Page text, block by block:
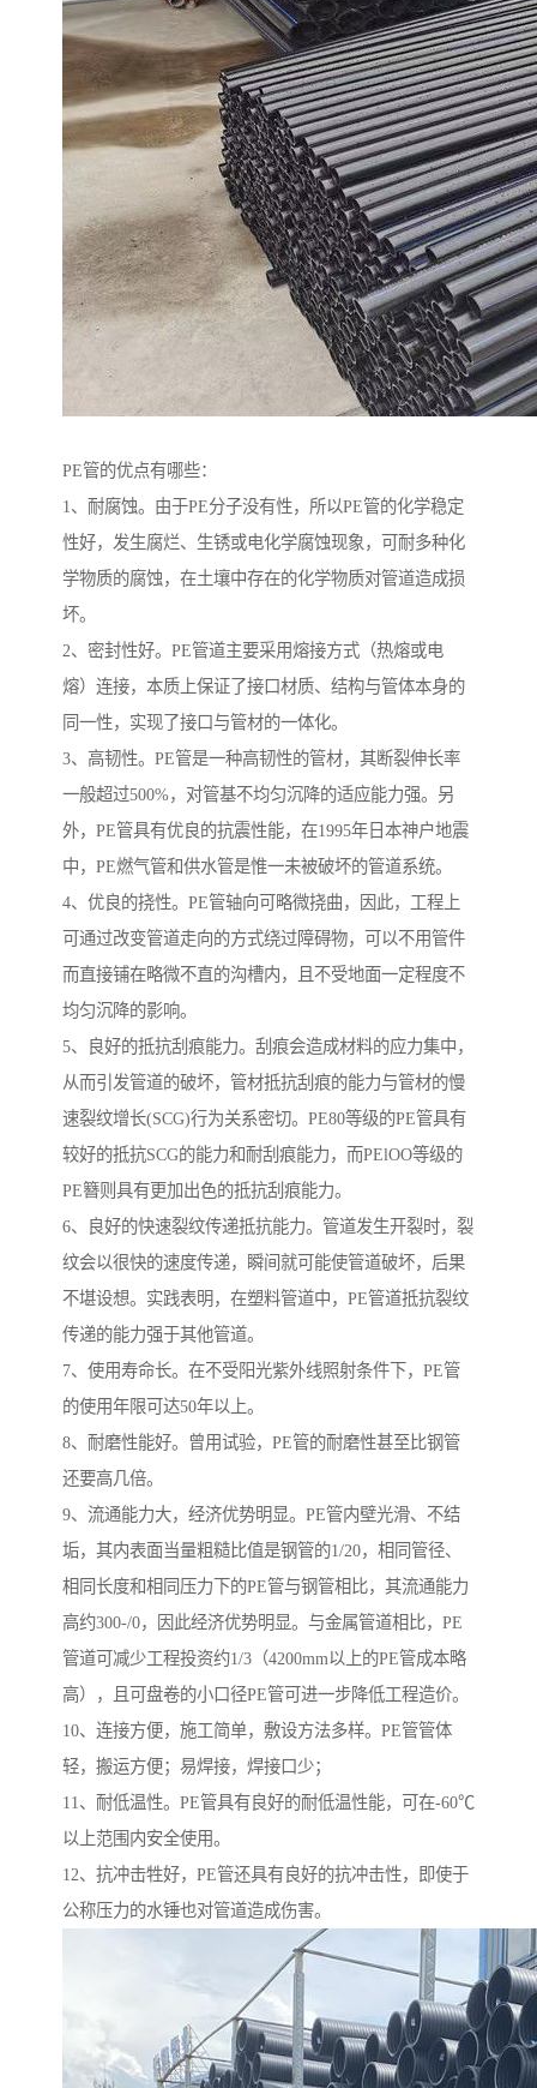
PE管的优点有哪些：
1、耐腐蚀。由于PE分子没有性，所以PE管的化学稳定
性好，发生腐烂、生锈或电化学腐蚀现象，可耐多种化
学物质的腐蚀，在土壤中存在的化学物质对管道造成损
坏。
2、密封性好。PE管道主要采用熔接方式（热熔或电
熔）连接，本质上保证了接口材质、结构与管体本身的
同一性，实现了接口与管材的一体化。
3、高韧性。PE管是一种高韧性的管材，其断裂伸长率
一般超过500%，对管基不均匀沉降的适应能力强。另
外，PE管具有优良的抗震性能，在1995年日本神户地震
中，PE燃气管和供水管是惟一未被破坏的管道系统。
4、优良的挠性。PE管轴向可略微挠曲，因此，工程上
可通过改变管道走向的方式绕过障碍物，可以不用管件
而直接铺在略微不直的沟槽内，且不受地面一定程度不
均匀沉降的影响。
5、良好的抵抗刮痕能力。刮痕会造成材料的应力集中，
从而引发管道的破坏，管材抵抗刮痕的能力与管材的慢
速裂纹增长(SCG)行为关系密切。PE80等级的PE管具有
较好的抵抗SCG的能力和耐刮痕能力，而PElOO等级的
PE簪则具有更加出色的抵抗刮痕能力。
6、良好的快速裂纹传递抵抗能力。管道发生开裂时，裂
纹会以很快的速度传递，瞬间就可能使管道破坏，后果
不堪设想。实践表明，在塑料管道中，PE管道抵抗裂纹
传递的能力强于其他管道。
7、使用寿命长。在不受阳光紫外线照射条件下，PE管
的使用年限可达50年以上。
8、耐磨性能好。曾用试验，PE管的耐磨性甚至比钢管
还要高几倍。
9、流通能力大，经济优势明显。PE管内壁光滑、不结
垢，其内表面当量粗糙比值是钢管的1/20，相同管径、
相同长度和相同压力下的PE管与钢管相比，其流通能力
高约300-/0，因此经济优势明显。与金属管道相比，PE
管道可减少工程投资约1/3（4200mm以上的PE管成本略
高），且可盘卷的小口径PE管可进一步降低工程造价。
10、连接方便，施工简单，敷设方法多样。PE管管体
轻，搬运方便；易焊接，焊接口少；
11、耐低温性。PE管具有良好的耐低温性能，可在-60℃
以上范围内安全使用。
12、抗冲击牲好，PE管还具有良好的抗冲击性，即使于
公称压力的水锤也对管道造成伤害。